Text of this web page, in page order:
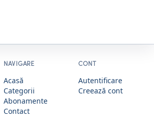
NAVIGARE
Acasă
Categorii
Abonamente
Contact
CONT
Autentificare
Creează cont